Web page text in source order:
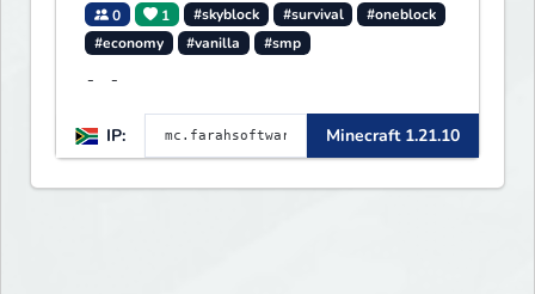
0 1 #skyblock #survival
#oneblock
#economy
#vanilla #smp
- -
IP: Minecraft 1.21.10